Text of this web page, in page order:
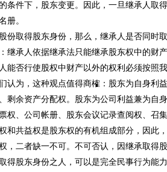
条件下，股东变更。因此，一旦继承人取
册。
取得股东身份，那么，继承人是否同时
继承人依据继承法只能继承股东权中的财
能否行使股权中财产以外的权利必须按照
认为，这种观点值得商榷：股东为自身利
剩余资产分配权。股东为公司利益兼为自
权、公司帐册、股东会议记录查阅权、召
和共益权是股东权的有机组成部分，因此
，二者缺一不可。不可否认，因继承取得
得股东身份之人，可以是完全民事行为能